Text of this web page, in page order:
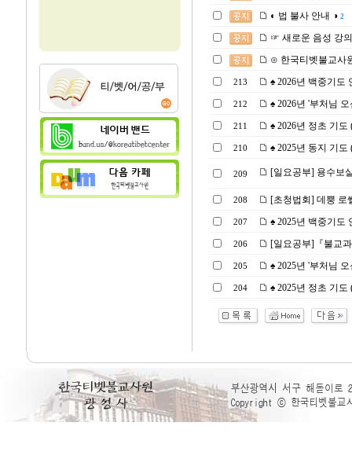
◐ 법 불사 안내 ◑ 2
☞ 새로운 음성 강
⊙ 한국티벳불교사
213 ♠ 2026년 백중기도
212 ♠ 2026년 '부처님
211 ♠ 2026년 정초 기도
210 ♠ 2025년 동지 기도
209 [일요공부] 용수보
208 [초청법회] 데뿡 로
207 ♠ 2025년 백중기도
206 [일요공부]『불교
205 ♠ 2025년 '부처님
204 ♠ 2025년 정초 기도